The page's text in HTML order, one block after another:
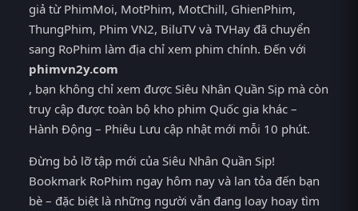
giả từ PhimMoi, MotPhim, MotChill, GhienPhim,
ThungPhim, Phim VN2, BiluTV và TVHay đã chuyển
sang RoPhim làm địa chỉ xem phim chính. Đến với
phimvn2y.com
, bạn không chỉ xem được Siêu Nhân Quần Sịp mà còn
truy cập được toàn bộ kho phim Quốc gia khác –
Hành Động – Phiêu Lưu cập nhật mới mỗi 10 phút.
Đừng bỏ lỡ tập mới của Siêu Nhân Quần Sịp!
Bookmark RoPhim ngay hôm nay và lan tỏa đến bạn
bè – đặc biệt là những người vẫn đang loay hoay tìm